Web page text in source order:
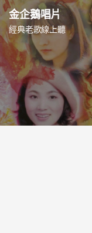
跳
至
主
內
容
金企鵝唱片
經典老歌線上聽